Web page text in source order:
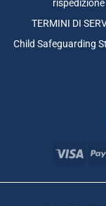
rispedizione
TERMINI DI
Child Safeguarding